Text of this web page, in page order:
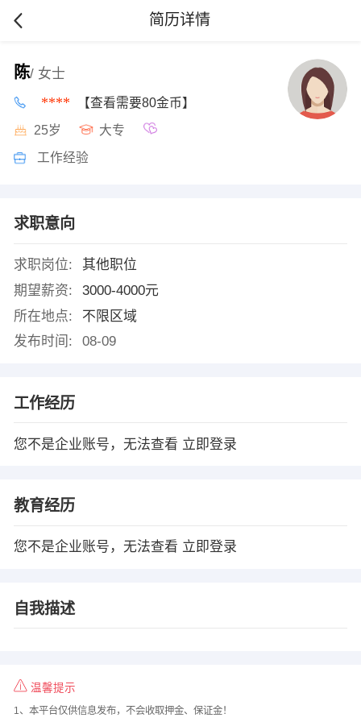
简历详情
陈/ 女士
**** 【查看需要80金币】
25岁 大专
工作经验
求职意向
求职岗位:
其他职位
期望薪资:
3000-4000元
所在地点:
不限区域
发布时间:
08-09
工作经历
您不是企业账号，无法查看 立即登录
教育经历
您不是企业账号，无法查看 立即登录
自我描述
温馨提示
1、本平台仅供信息发布，不会收取押金、保证金！